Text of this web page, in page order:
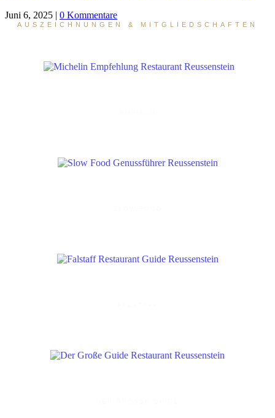
Juni 6, 2025 | 0 Kommentare
AUSZEICHNUNGEN & MITGLIEDSCHAFTEN